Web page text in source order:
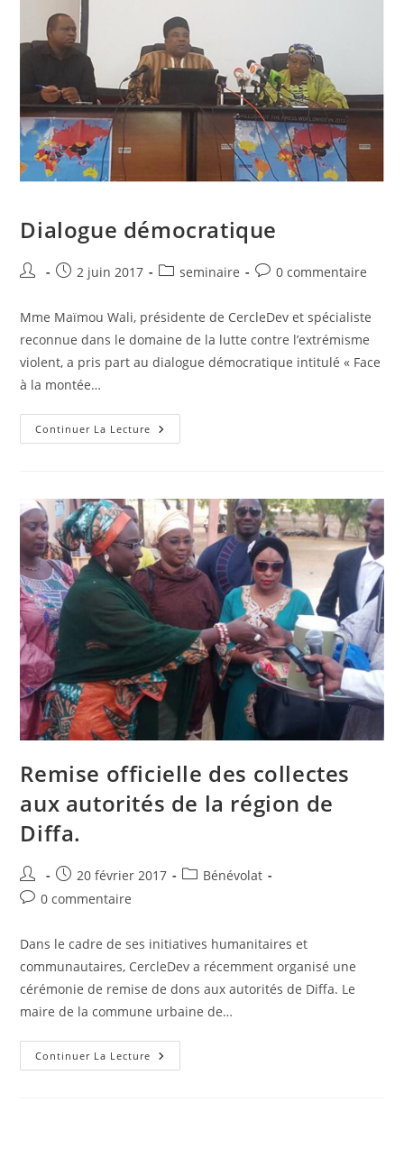
Dialogue démocratique
2 juin 2017 seminaire 0 commentaire
Mme Maïmou Wali, présidente de CercleDev et spécialiste
reconnue dans le domaine de la lutte contre l’extrémisme
violent, a pris part au dialogue démocratique intitulé « Face
à la montée…
Continuer La Lecture
Remise officielle des collectes
aux autorités de la région de
Diffa.
20 février 2017
Bénévolat
0 commentaire
Dans le cadre de ses initiatives humanitaires et
communautaires, CercleDev a récemment organisé une
cérémonie de remise de dons aux autorités de Diffa. Le
maire de la commune urbaine de…
Continuer La Lecture